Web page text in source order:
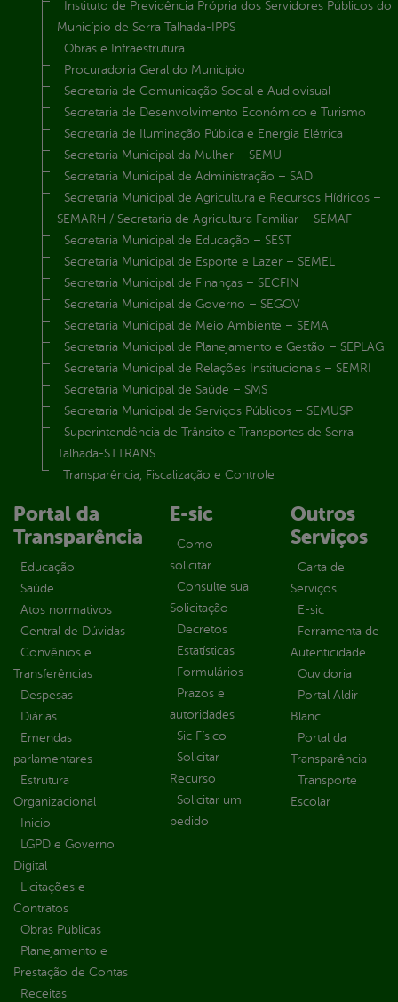
Instituto de Previdência Própria dos Servidores Públicos do
Município de Serra Talhada-IPPS
Obras e Infraestrutura
Procuradoria Geral do Município
Secretaria de Comunicação Social e Audiovisual
Secretaria de Desenvolvimento Econômico e Turismo
Secretaria de Iluminação Pública e Energia Elétrica
Secretaria Municipal da Mulher – SEMU
Secretaria Municipal de Administração – SAD
Secretaria Municipal de Agricultura e Recursos Hídricos –
SEMARH / Secretaria de Agricultura Familiar – SEMAF
Secretaria Municipal de Educação – SEST
Secretaria Municipal de Esporte e Lazer – SEMEL
Secretaria Municipal de Finanças – SECFIN
Secretaria Municipal de Governo – SEGOV
Secretaria Municipal de Meio Ambiente – SEMA
Secretaria Municipal de Planejamento e Gestão – SEPLAG
Secretaria Municipal de Relações Institucionais – SEMRI
Secretaria Municipal de Saúde – SMS
Secretaria Municipal de Serviços Públicos – SEMUSP
Superintendência de Trânsito e Transportes de Serra
Talhada-STTRANS
Transparência, Fiscalização e Controle
Portal da
Transparência
Educação
Saúde
Atos normativos
Central de Dúvidas
Convênios e
Transferências
Despesas
Diárias
Emendas
parlamentares
Estrutura
Organizacional
Inicio
LGPD e Governo
Digital
Licitações e
Contratos
Obras Públicas
Planejamento e
Prestação de Contas
Receitas
E-sic
Como
solicitar
Consulte sua
Solicitação
Decretos
Estatísticas
Formulários
Prazos e
autoridades
Sic Físico
Solicitar
Recurso
Solicitar um
pedido
Outros
Serviços
Carta de
Serviços
E-sic
Ferramenta de
Autenticidade
Ouvidoria
Portal Aldir
Blanc
Portal da
Transparência
Transporte
Escolar